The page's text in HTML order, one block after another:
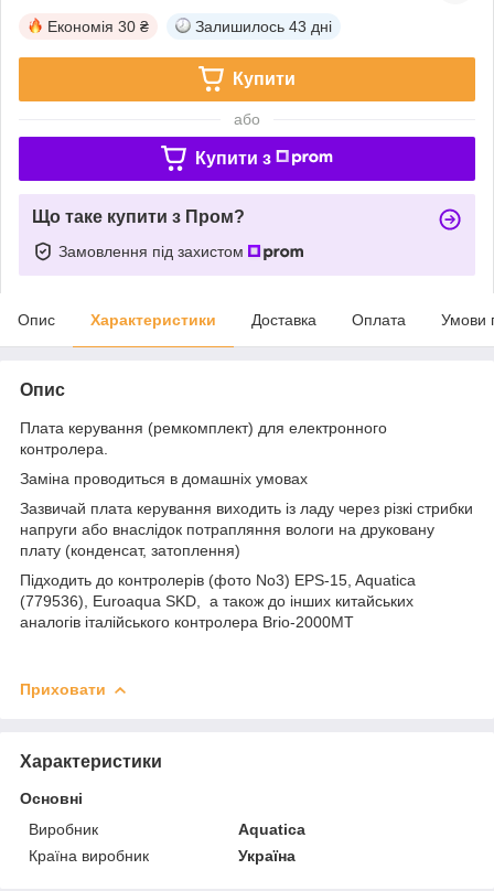
Економія 30 ₴ Залишилось 43 дні
Купити
або
Купити з
Що таке купити з Пром?
Замовлення під захистом
Опис Характеристики Доставка Оплата Умови
Опис
Плата керування (ремкомплект) для електронного
контролера.
Заміна проводиться в домашніх умовах
Зазвичай плата керування виходить із ладу через різкі стрибки
напруги або внаслідок потрапляння вологи на друковану
плату (конденсат, затоплення)
Підходить до контролерів (фото No3) EPS-15, Aquatica
(779536), Euroaqua SKD, а також до інших китайських
аналогів італійського контролера Brio-2000MT
Приховати
Характеристики
Основні
Виробник
Aquatica
Країна виробник
Україна